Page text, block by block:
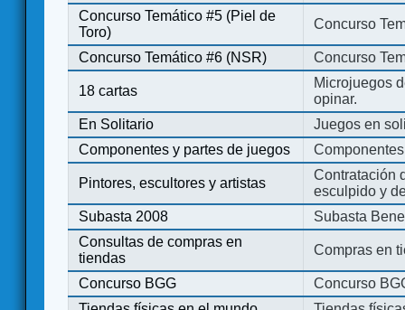
Concurso Temático #5 (Piel de
Toro)
Concurso
Concurso Temático #6 (NSR) Concurso
18 cartas
Microjuegos
opinar.
En Solitario
Juegos en
Componentes y partes de juegos
Pintores, escultores y artistas
Contratación
esculpido y
Subasta 2008
Subasta
Consultas de compras en
tiendas
Compras en
Concurso BGG
Concurso